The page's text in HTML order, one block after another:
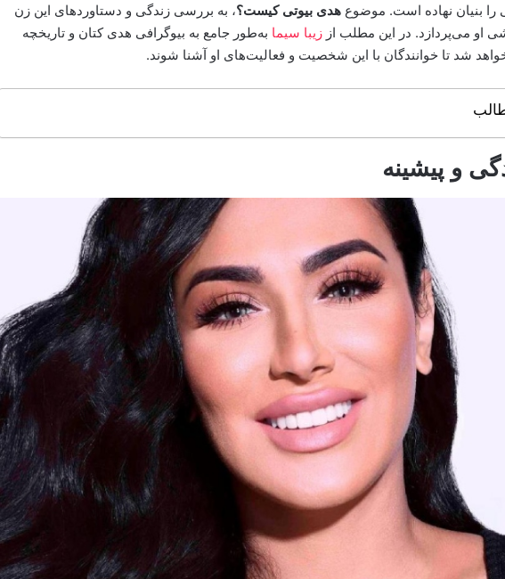
را بنیان نهاده است. موضوع هدی بیوتی کیست؟، به بررسی زندگی و دستاوردهای این زن
او می‌پردازد. در این مطلب از زیبا سیما به‌طور جامع به بیوگرافی هدی کتان و تاریخچه
شد تا خوانندگان با این شخصیت و فعالیت‌های او آشنا شوند.
و پیشینه